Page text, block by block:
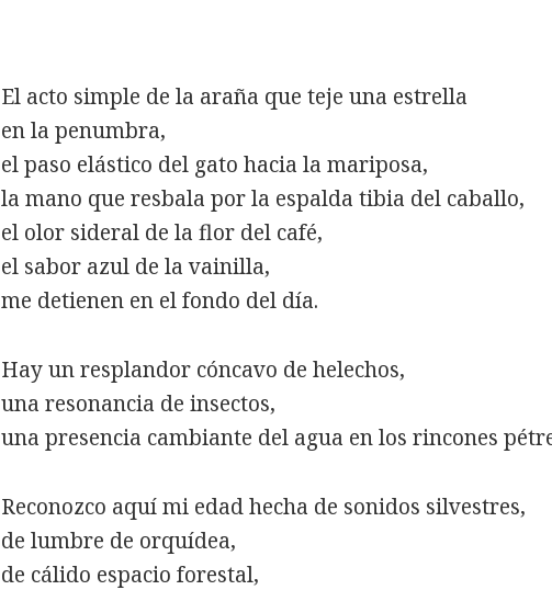
El acto simple de la araña que teje una estrella
en la penumbra,
el paso elástico del gato hacia la mariposa,
la mano que resbala por la espalda tibia del caballo,
el olor sideral de la flor del café,
el sabor azul de la vainilla,
me detienen en el fondo del día.
Hay un resplandor cóncavo de helechos,
una resonancia de insectos,
una presencia cambiante del agua en los rincones
Reconozco aquí mi edad hecha de sonidos silvestres,
de lumbre de orquídea,
de cálido espacio forestal,